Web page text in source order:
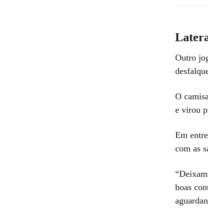
Outro
O
e virou
Em
com as
boas